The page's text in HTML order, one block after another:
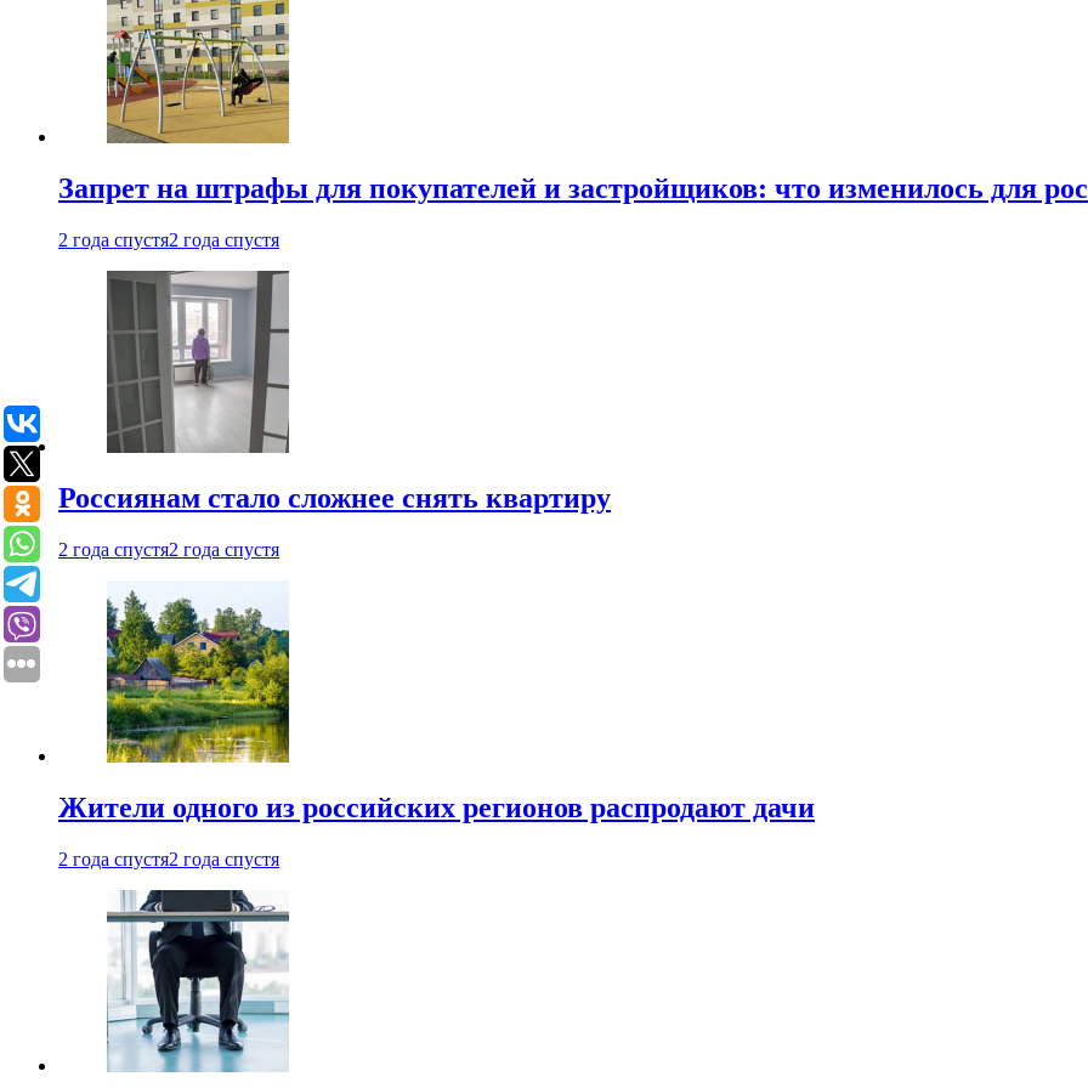
Запрет на штрафы для покупателей и застройщиков: что изменилось для
2 года спустя2 года спустя
Россиянам стало сложнее снять квартиру
2 года спустя2 года спустя
Жители одного из российских регионов распродают дачи
2 года спустя2 года спустя